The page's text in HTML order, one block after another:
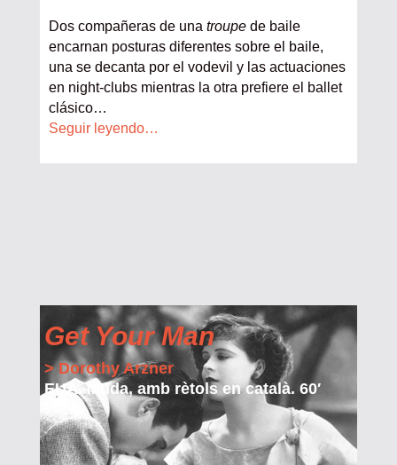
Dos compañeras de una troupede baile
encarnan posturas diferentes sobre el baile,
una se decanta por el vodevil y las actuaciones
en night-clubs mientras la otra prefiere el ballet
clásico…
Seguir leyendo…
Get Your Man
> Dorothy Arzner
EUA. Muda, amb rètols en català. 60′